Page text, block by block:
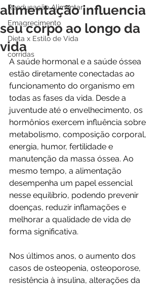
Reeducação Alimentar
Emagrecimento
Dieta x Estilo de Vida
corridas
alimentação influencia
seu corpo ao longo da
vida
A saúde hormonal e a saúde óssea
estão diretamente conectadas ao
funcionamento do organismo em
todas as fases da vida. Desde a
juventude até o envelhecimento, os
hormônios exercem influência sobre
metabolismo, composição corporal,
energia, humor, fertilidade e
manutenção da massa óssea. Ao
mesmo tempo, a alimentação
desempenha um papel essencial
nesse equilíbrio, podendo prevenir
doenças, reduzir inflamações e
melhorar a qualidade de vida de
forma significativa.
Nos últimos anos, o aumento dos
casos de osteopenia, osteoporose,
resistência à insulina, alterações da